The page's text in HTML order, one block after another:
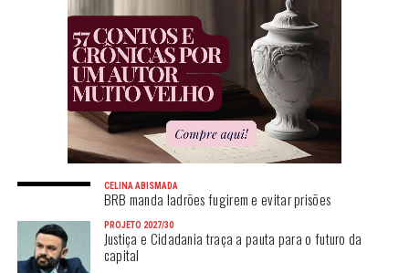
CELINA ABISMADA
BRB manda ladrões fugirem e evitar prisões
PROJETO 2027/30
Justiça e Cidadania traça a pauta para o futuro da
capital